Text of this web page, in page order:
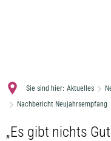
Sie sind hier: Aktuelles
Nachbericht Neujahrsempfang
„Es gibt nichts